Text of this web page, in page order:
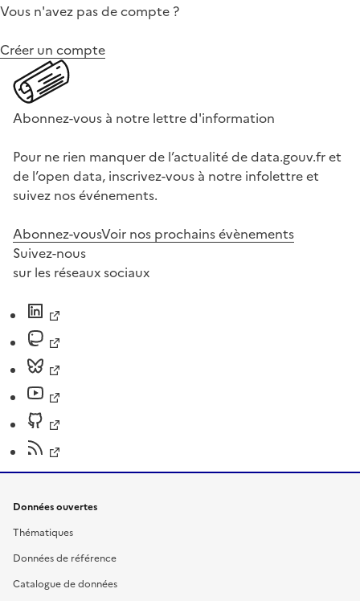
Vous n'avez pas de compte ?
Créer un compte
Abonnez-vous à notre lettre d'information
Pour ne rien manquer de l’actualité de data.gouv.fr et
de l’open data, inscrivez-vous à notre infolettre et
suivez nos événements.
Abonnez-vousVoir nos prochains évènements
Suivez-nous
sur les réseaux sociaux
Données ouvertes
Thématiques
Données de référence
Catalogue de données